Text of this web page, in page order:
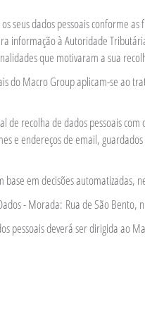
seus dados pessoais conforme
à Autoridade
que motivaram a sua
do Macro Group aplicam-se ao
recolha de dados pessoais
e endereços de email,
em decisões automatizadas,
- Morada: Rua de São
pessoais deverá ser dirigida ao